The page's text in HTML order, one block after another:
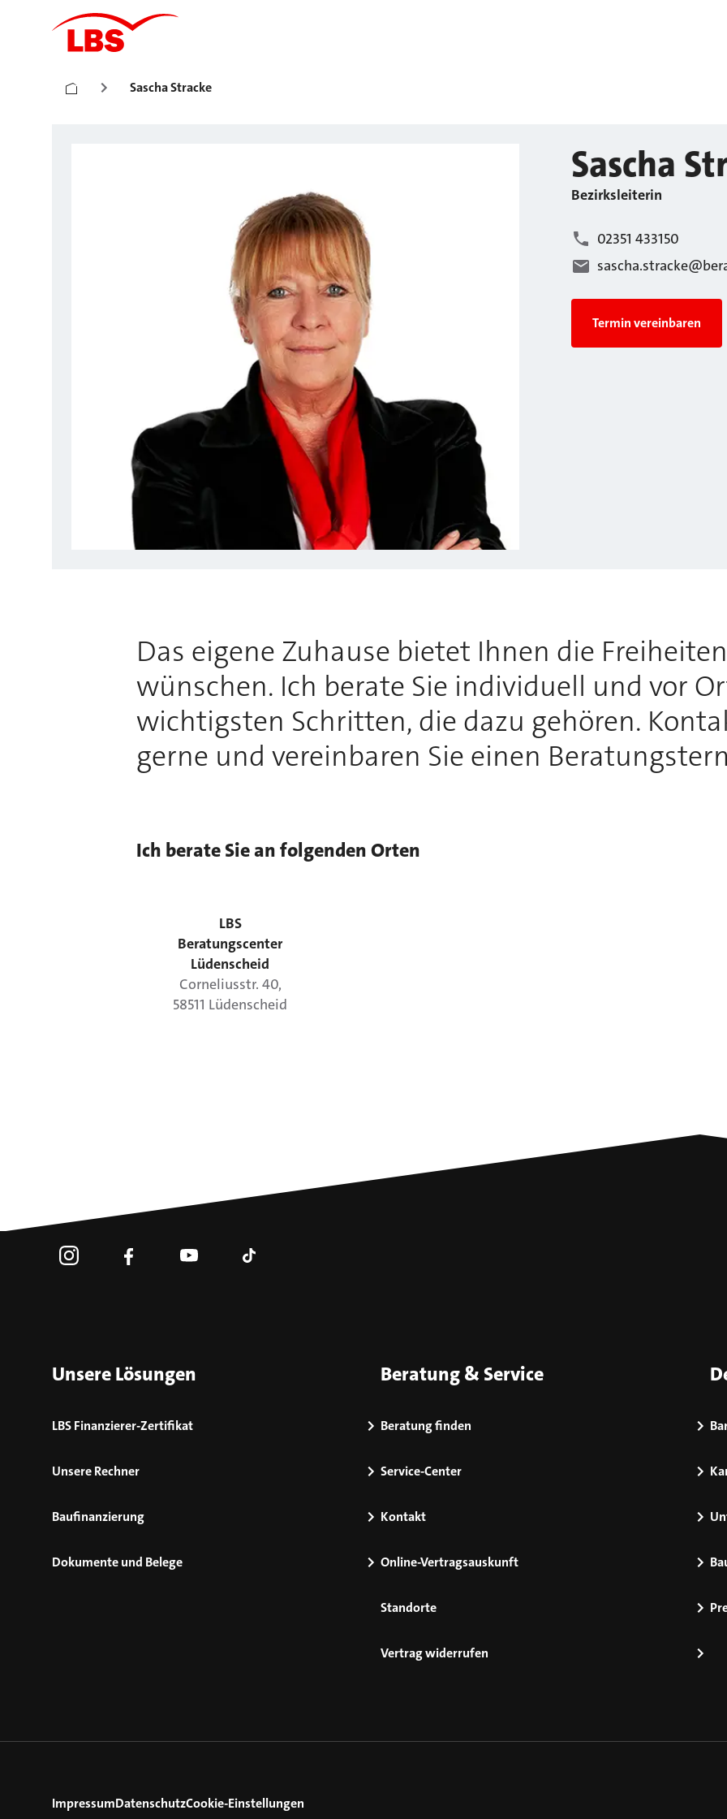
Sascha Stracke
Sascha
Bezirksleiterin
02351 433150
Termin vereinbaren
Das eigene Zuhause bietet Ihnen die
wünschen. Ich berate Sie individuell und vor
wichtigsten Schritten, die dazu gehören.
gerne und vereinbaren Sie einen
Ich berate Sie an folgenden Orten
LBS
Beratungscenter
Lüdenscheid
Corneliusstr. 40,
58511 Lüdenscheid
Unsere Lösungen
LBS Finanzierer-Zertifikat
Unsere Rechner
Baufinanzierung
Dokumente und Belege
Beratung & Service
Beratung finden
Service-Center
Kontakt
Online-Vertragsauskunft
Standorte
Vertrag widerrufen
ImpressumDatenschutzCookie-Einstellungen